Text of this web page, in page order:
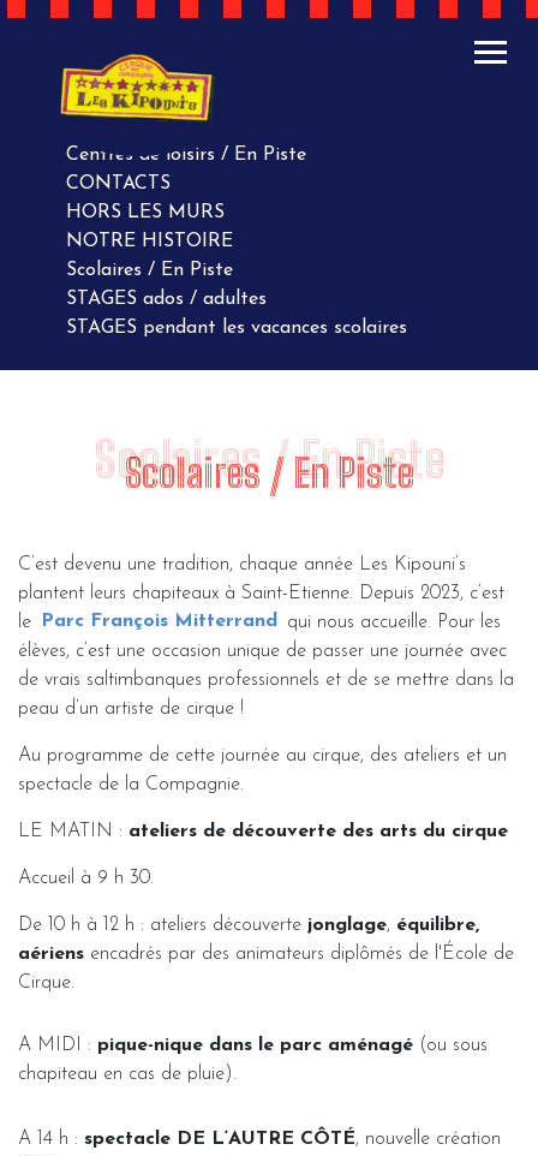
ACTUALITÉS
AGENDA
AGENDA
Centres de loisirs / En Piste
CONTACTS
HORS LES MURS
NOTRE HISTOIRE
Scolaires / En Piste
STAGES ados / adultes
STAGES pendant les vacances scolaires
Scolaires / En Piste
Scolaires / En Piste
C’est devenu une tradition, chaque année Les Kipouni’s
plantent leurs chapiteaux à Saint-Etienne. Depuis 2023, c’est
le
Parc François Mitterrand qui nous accueille. Pour les
élèves, c’est une occasion unique de passer une journée avec
de vrais saltimbanques professionnels et de se mettre dans la
peau d’un artiste de cirque !
Au programme de cette journée au cirque, des ateliers et un
spectacle de la Compagnie.
LE MATIN : ateliers de découverte des arts du cirque
Accueil à 9 h 30.
De 10 h à 12 h : ateliers découverte jonglage, équilibre,
aériens encadrés par des animateurs diplômés de l'École de
Cirque.
A MIDI : pique-nique dans le parc aménagé (ou sous
chapiteau en cas de pluie).
A 14 h : spectacle DE L‘AUTRE CÔTÉ, nouvelle création